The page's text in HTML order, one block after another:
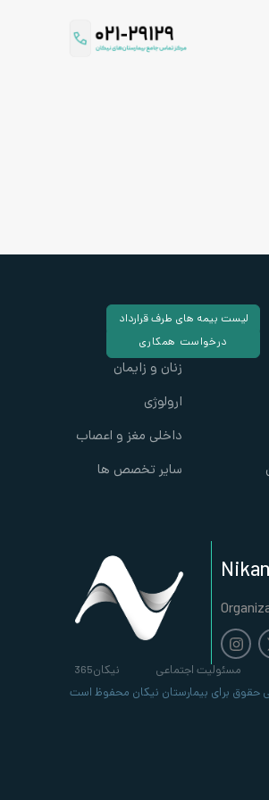
لیست بیمه های طرف قرارداد
درخواست همکاری
زنان و زایمان
ارولوژی
داخلی مغز و اعصاب
سایر تخصص ها
مسئولیت اجتماعی
نیکان365
حقوق برای بیمارستان نیکان محفوظ است